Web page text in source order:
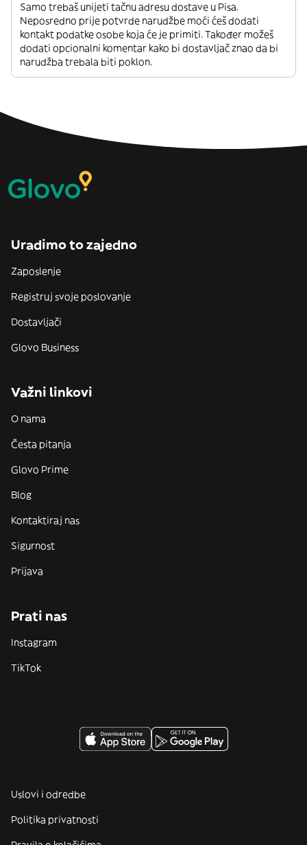
Samo trebaš unijeti tačnu adresu dostave u Pisa.
Neposredno prije potvrde narudžbe moći ćeš dodati
kontakt podatke osobe koja će je primiti. Također možeš
dodati opcionalni komentar kako bi dostavljač znao da bi
narudžba trebala biti poklon.
Uradimo to zajedno
Zaposlenje
Registruj svoje poslovanje
Dostavljači
Glovo Business
Važni linkovi
O nama
Česta pitanja
Glovo Prime
Blog
Kontaktiraj nas
Sigurnost
Prijava
Prati nas
Instagram
TikTok
Uslovi i odredbe
Politika privatnosti